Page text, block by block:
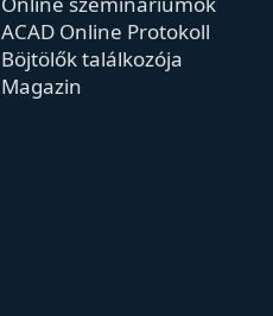
ACAD Online Protokoll
Böjtölők találkozója
Magazin